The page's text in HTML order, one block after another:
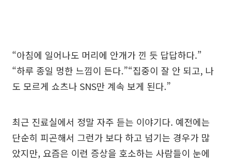
“아침에 일어나도 머리에 안개가 낀 듯 답답하다.”
“하루 종일 멍한 느낌이 든다.”“집중이 잘 안 되고, 나
도 모르게 쇼츠나 SNS만 계속 보게 된다.”
최근 진료실에서 정말 자주 듣는 이야기다. 예전에는
단순히 피곤해서 그런가 보다 하고 넘기는 경우가 많
았지만, 요즘은 이런 증상을 호소하는 사람들이 눈에